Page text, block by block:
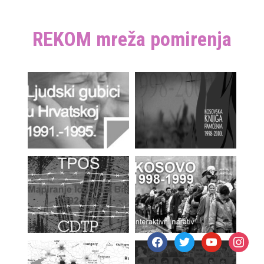
REKOM mreža pomirenja
facebooktwitteryoutube